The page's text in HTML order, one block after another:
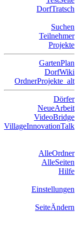
DorfTratsch
Suchen
Teilnehmer
Projekte
GartenPlan
DorfWiki
OrdnerProjekte_alt
Dörfer
NeueArbeit
VideoBridge
VillageInnovationTalk
AlleOrdner
AlleSeiten
Hilfe
Einstellungen
SeiteÄndern